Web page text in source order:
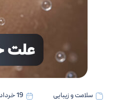
سلامت و زیبایی 19 خرداد 1405